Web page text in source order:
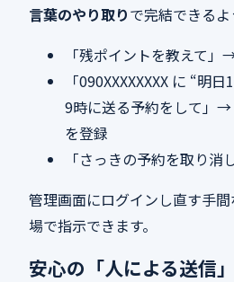
言葉のやり取りで完結できるよ
「残ポイントを教えて
「090XXXXXXXX に “明
9時に送る予約をして」→
を登録
「さっきの予約を取り
管理画面にログインし直す手
場で指示できます。
安心の「人による送信